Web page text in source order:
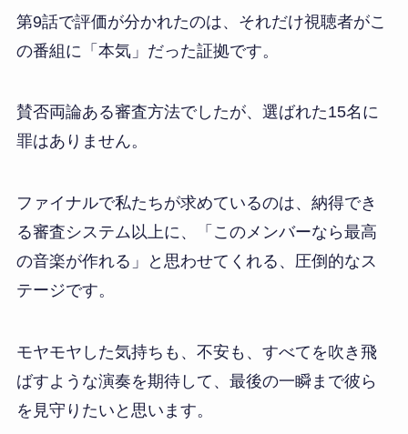
第9話で評価が分かれたのは、それだけ視聴者がこ
の番組に「本気」だった証拠です。
賛否両論ある審査方法でしたが、選ばれた15名に
罪はありません。
ファイナルで私たちが求めているのは、納得でき
る審査システム以上に、「このメンバーなら最高
の音楽が作れる」と思わせてくれる、圧倒的なス
テージです。
モヤモヤした気持ちも、不安も、すべてを吹き飛
ばすような演奏を期待して、最後の一瞬まで彼ら
を見守りたいと思います。